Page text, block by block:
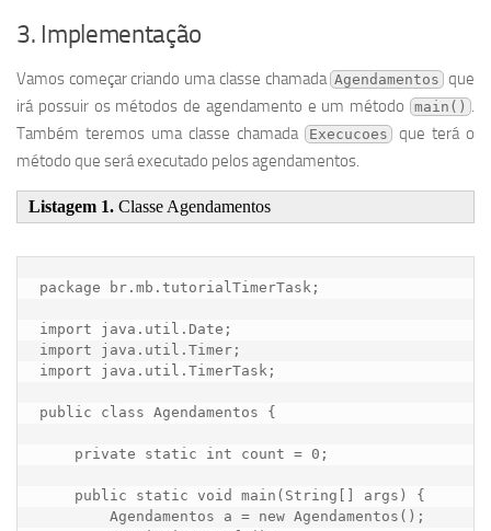
3. Implementação
Vamos começar criando uma classe chamada Agendamentos que
irá possuir os métodos de agendamento e um método
main() .
Também teremos uma classe chamada
Execucoes
que terá o
método que será executado pelos agendamentos.
Listagem 1. Classe Agendamentos
package br.mb.tutorialTimerTask;
import java.util.Date;
import java.util.Timer;
import java.util.TimerTask;
public class Agendamentos {